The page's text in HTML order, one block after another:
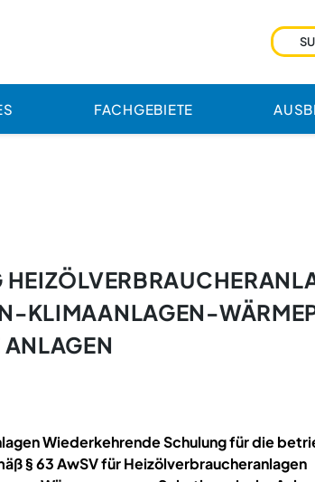
FACHGEBIETE
KLIMAANLAGEN-
Wiederkehrende Schulung für die
§ 63 AwSV für Heizölverbraucheranlagen